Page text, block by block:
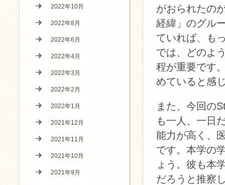
がおられたの
経緯」のグル
ていれば、も
では、どのよ
程が重要です
めていると感
また、今回の
も一人、一日
能力が高く、
です。本学の
ょう。彼も本
だろうと推察
2022年10月
2022年8月
2022年6月
2022年4月
2022年3月
2022年2月
2022年1月
2021年12月
2021年11月
2021年10月
2021年9月